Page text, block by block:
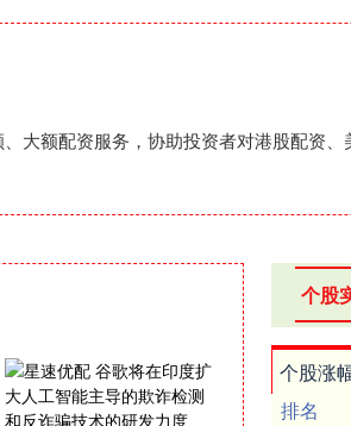
额配资服务，协助投资者对港股配资
个股
个股涨
排名